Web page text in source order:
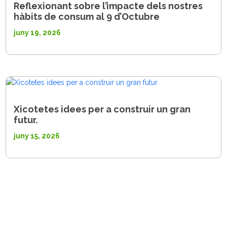
Reflexionant sobre l’impacte dels nostres
hàbits de consum al 9 d’Octubre
juny 19, 2026
Xicotetes idees per a construir un gran
futur.
juny 15, 2026